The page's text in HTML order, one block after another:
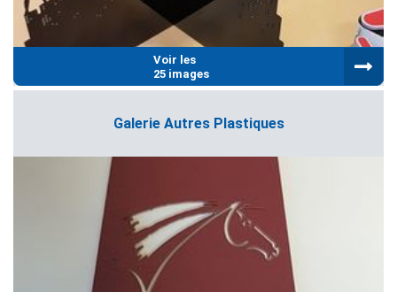
Voir les
25 images
Galerie Autres Plastiques